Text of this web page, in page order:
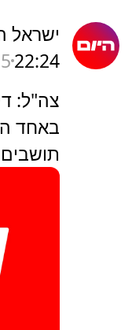
ישראל
22:245 שעות
צה"ל:
באחד